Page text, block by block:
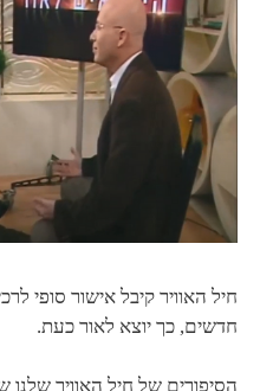
חיל האוויר קיבל אישור סופי
חדשים, כך יוצא לאור כעת.
הסיפורים של חיל האוויר